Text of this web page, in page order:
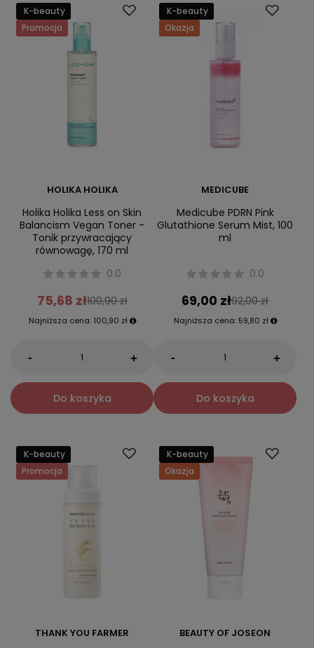
K-beauty
Promocja
HOLIKA HOLIKA
Holika Holika Less on Skin
Balancism Vegan Toner -
Tonik przywracający
równowagę, 170 ml
0.0
75,68 zł100,90 zł
Najniższa cena: 100,90 zł
- +
Do koszyka
K-beauty
Okazja
MEDICUBE
Medicube PDRN Pink
Glutathione Serum Mist, 100
ml
0.0
69,00 zł92,00 zł
Najniższa cena: 59,80 zł
- +
Do koszyka
K-beauty
Promocja
THANK YOU FARMER
K-beauty
Okazja
BEAUTY OF JOSEON